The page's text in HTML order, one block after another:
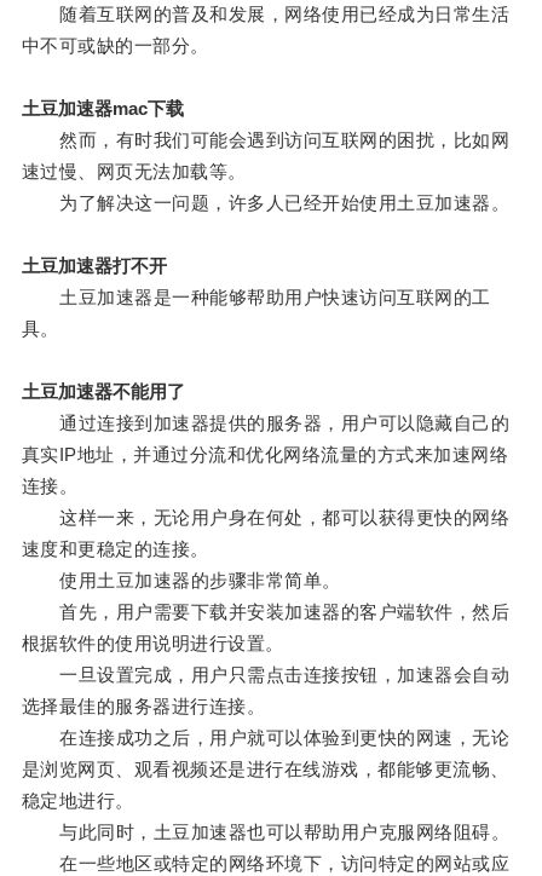
随着互联网的普及和发展，网络使用已经成为日常生活
中不可或缺的一部分。
土豆加速器mac下载
然而，有时我们可能会遇到访问互联网的困扰，比如网
速过慢、网页无法加载等。
为了解决这一问题，许多人已经开始使用土豆加速器。
土豆加速器打不开
土豆加速器是一种能够帮助用户快速访问互联网的工
具。
土豆加速器不能用了
通过连接到加速器提供的服务器，用户可以隐藏自己的
真实IP地址，并通过分流和优化网络流量的方式来加速网络
连接。
这样一来，无论用户身在何处，都可以获得更快的网络
速度和更稳定的连接。
使用土豆加速器的步骤非常简单。
首先，用户需要下载并安装加速器的客户端软件，然后
根据软件的使用说明进行设置。
一旦设置完成，用户只需点击连接按钮，加速器会自动
选择最佳的服务器进行连接。
在连接成功之后，用户就可以体验到更快的网速，无论
是浏览网页、观看视频还是进行在线游戏，都能够更流畅、
稳定地进行。
与此同时，土豆加速器也可以帮助用户克服网络阻碍。
在一些地区或特定的网络环境下，访问特定的网站或应